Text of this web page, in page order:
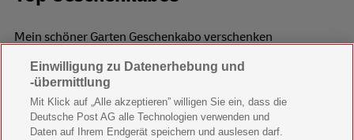
Mein schöner Garten Geschenkabo verschenken
Wohnen & Garten Geschenkabo verschenken
Mein schönes Land Geschenkabo verschenken
Bild der Frau Geschenkabo verschenken
Einwilligung zu Datenerhebung und
-übermittlung
Mit Klick auf „Alle akzeptieren” willigen Sie ein, dass die
Deutsche Post AG alle Technologien verwenden und
Daten auf Ihrem Endgerät speichern und auslesen darf.